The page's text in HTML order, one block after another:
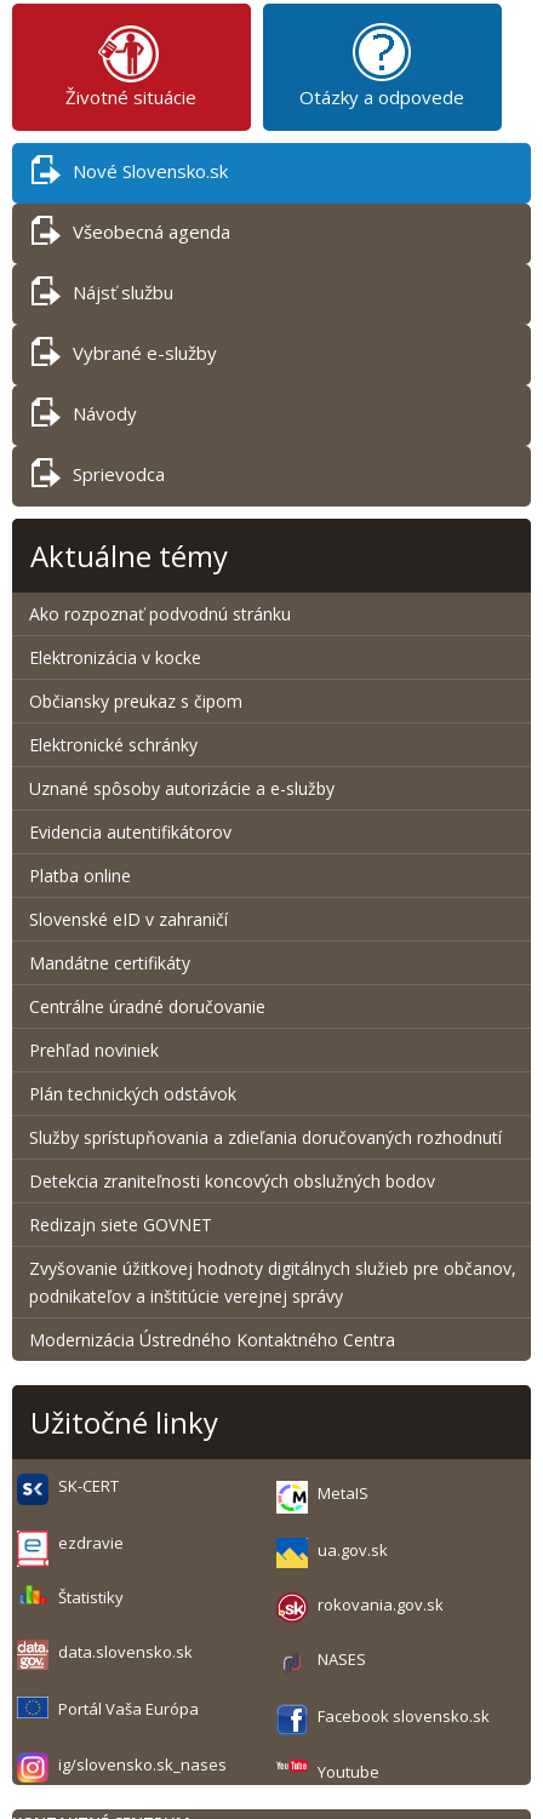
Životné situácie Otázky a odpovede
Nové Slovensko.sk
Všeobecná agenda
Nájsť službu
Vybrané e-služby
Návody
Sprievodca
Aktuálne témy
Ako rozpoznať podvodnú stránku
Elektronizácia v kocke
Občiansky preukaz s čipom
Elektronické schránky
Uznané spôsoby autorizácie a e-služby
Evidencia autentifikátorov
Platba online
Slovenské eID v zahraničí
Mandátne certifikáty
Centrálne úradné doručovanie
Prehľad noviniek
Plán technických odstávok
Služby sprístupňovania a zdieľania doručovaných rozhodnutí
Detekcia zraniteľnosti koncových obslužných bodov
Redizajn siete GOVNET
Zvyšovanie úžitkovej hodnoty digitálnych služieb pre občanov,
podnikateľov a inštitúcie verejnej správy
Modernizácia Ústredného Kontaktného Centra
Užitočné linky
SK-CERT MetaIS
ezdravie ua.gov.sk
Štatistiky rokovania.gov.sk
data.slovensko.sk NASES
Portál Vaša Európa Facebook slovensko.sk
ig/slovensko.sk_nases Youtube